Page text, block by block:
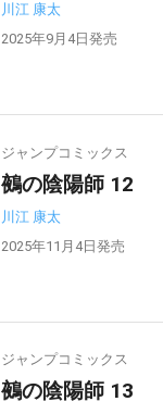
川江 康太
2025年9月4日発売
ジャンプコミックス
鵺の陰陽師 12
川江 康太
2025年11月4日発売
ジャンプコミックス
鵺の陰陽師 13